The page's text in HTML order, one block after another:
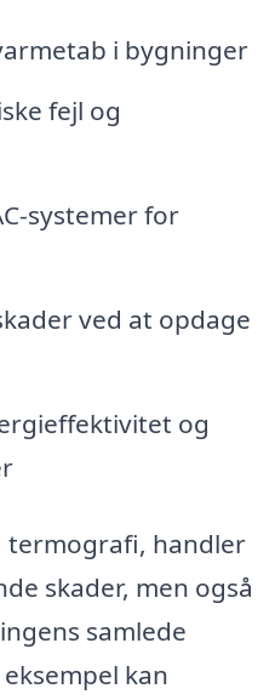
i bygninger
fejl og
systemer for
ved at opdage
og
termografi, handler
skader, men også
samlede
kan